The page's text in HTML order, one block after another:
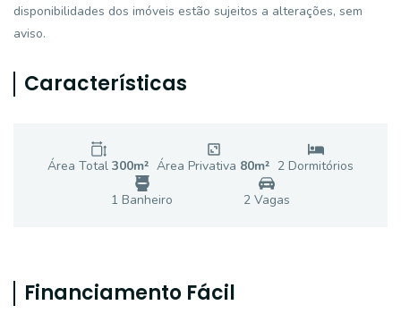
disponibilidades dos imóveis estão sujeitos a alterações, sem
aviso.
Características
Área Total 300m² Área Privativa 80m² 2 Dormitórios
1 Banheiro 2 Vagas
Financiamento Fácil